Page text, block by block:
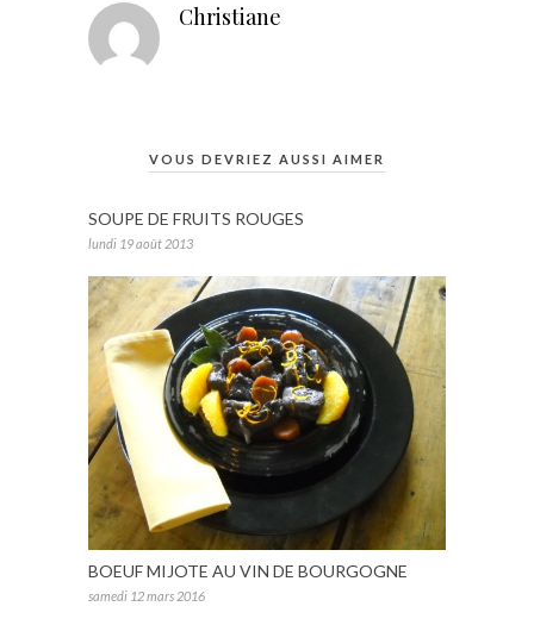
Christiane
VOUS DEVRIEZ AUSSI AIMER
SOUPE DE FRUITS ROUGES
lundi 19 août 2013
BOEUF MIJOTE AU VIN DE BOURGOGNE
samedi 12 mars 2016